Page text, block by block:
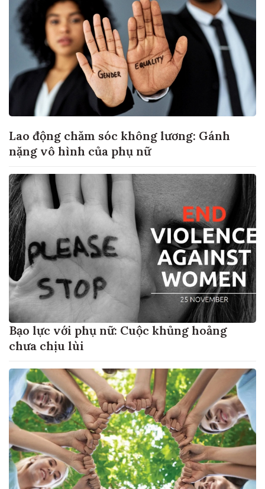
Lao động chăm sóc không lương: Gánh
nặng vô hình của phụ nữ
Bạo lực với phụ nữ: Cuộc khủng hoảng
chưa chịu lùi